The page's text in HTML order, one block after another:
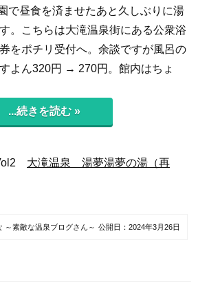
で昼食を済ませたあと久しぶりに湯
。こちらは大滝温泉街にある公衆浴
をポチリ受付へ。余談ですが風呂の
よん320円 → 270円。館内はちょ
...続きを読む »
大滝温泉 湯夢湯夢の湯（再
～素敵な温泉ブログさん～ 公開日： 2024年3月26日